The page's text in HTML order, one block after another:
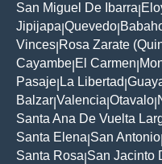
San Miguel De Ibarra
Jipijapa Quevedo
Vinces Rosa Zarate
Cayambe El Carmen
Pasaje La Libertad
Balzar Valencia Otavalo
Santa Ana De Vuelta
Santa Elena San Antonio
Santa Rosa San Jacinto